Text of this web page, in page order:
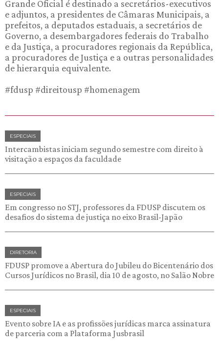
Grande Oficial é destinado a secretários-executivos
e adjuntos, a presidentes de Câmaras Municipais, a
prefeitos, a deputados estaduais, a secretários de
Governo, a desembargadores federais do Trabalho
e da Justiça, a procuradores regionais da República,
a procuradores de Justiça e a outras personalidades
de hierarquia equivalente.
#fdusp #direitousp #homenagem
ESPECIAIS
Intercambistas iniciam segundo semestre com direito à
visitação a espaços da faculdade
ESPECIAIS
Em congresso no STJ, professores da FDUSP discutem os
desafios do sistema de justiça no eixo Brasil-Japão
DIRETORIA
FDUSP promove a Abertura do Jubileu do Bicentenário dos
Cursos Jurídicos no Brasil, dia 10 de agosto, no Salão Nobre
ESPECIAIS
Evento sobre IA e as profissões jurídicas marca assinatura
de parceria com a Plataforma Jusbrasil